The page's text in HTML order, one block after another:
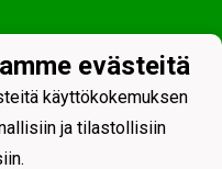
evästeitä
käyttökokemuksen
ja tilastollisiin